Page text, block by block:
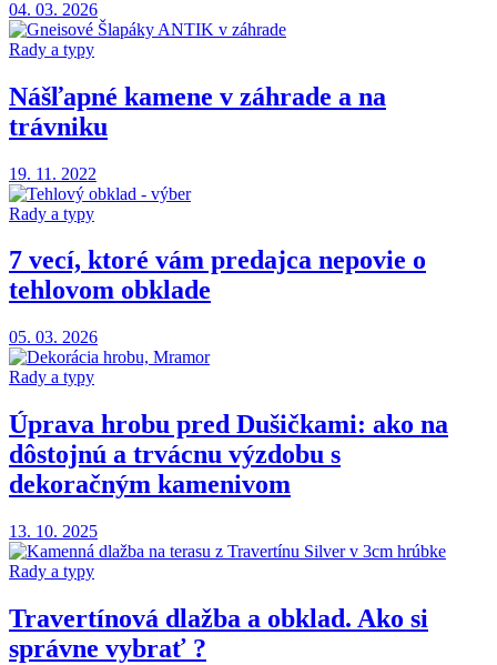
04. 03. 2026
Rady a typy
Nášľapné kamene v záhrade a na
trávniku
19. 11. 2022
Rady a typy
7 vecí, ktoré vám predajca nepovie o
tehlovom obklade
05. 03. 2026
Rady a typy
Úprava hrobu pred Dušičkami: ako na
dôstojnú a trvácnu výzdobu s
dekoračným kamenivom
13. 10. 2025
Rady a typy
Travertínová dlažba a obklad. Ako si
správne vybrať ?